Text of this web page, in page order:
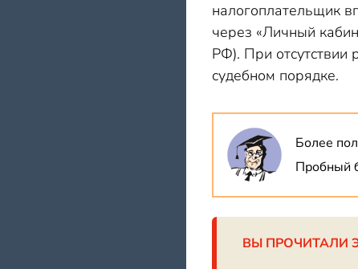
налогоплательщик
через «Личный
РФ). При отсутствии
судебном порядке.
Более
Пробный
ВЫ ПРОЧИТАЛИ